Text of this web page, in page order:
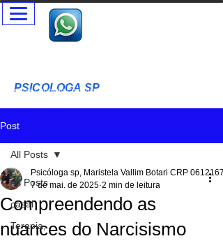
PSICOLOGA SP
erapia Cognitivo Comportamental Acolhimento Humanizado
Post
All Posts
casal
Terapia,
All Posts
Compreendendo as
nuances do Narcisismo
Psicóloga sp, Maristela Vallim Botari CRP
7 de mai. de 2025 2 min de leitura